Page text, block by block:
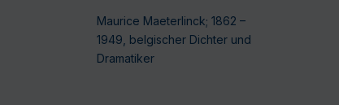
Maurice Maeterlinck; 1862 –
1949, belgischer Dichter und
Dramatiker